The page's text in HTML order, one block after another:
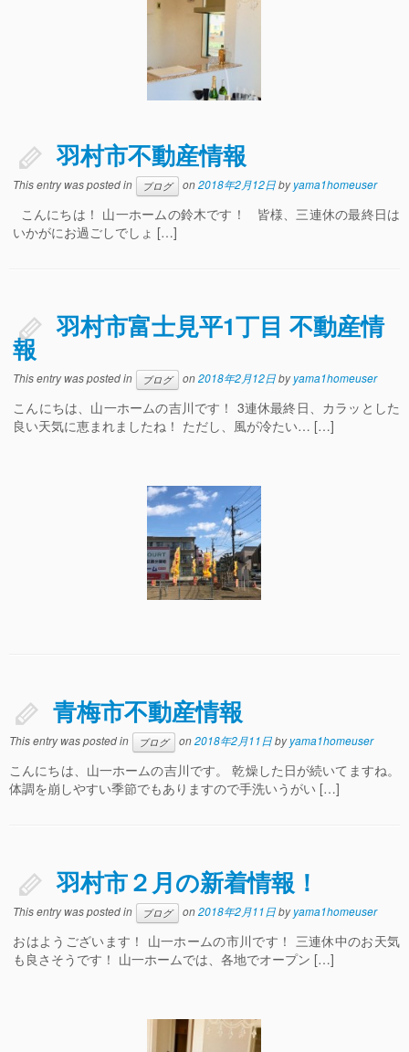
羽村市不動産情報
This entry was posted in ブログ on2018年2月12日byyama1homeuser
こんにちは！ 山一ホームの鈴木です！ 皆様、三連休の最終日は
いかがにお過ごしでしょ […]
羽村市富士見平1丁目 不動産情
報
This entry was posted in ブログ on2018年2月12日byyama1homeuser
こんにちは、山一ホームの吉川です！ 3連休最終日、カラッとした
良い天気に恵まれましたね！ ただし、風が冷たい… […]
青梅市不動産情報
This entry was posted in ブログ on2018年2月11日byyama1homeuser
こんにちは、山一ホームの吉川です。 乾燥した日が続いてますね。
体調を崩しやすい季節でもありますので手洗いうがい […]
羽村市２月の新着情報！
This entry was posted in ブログ on2018年2月11日byyama1homeuser
おはようございます！ 山一ホームの市川です！ 三連休中のお天気
も良さそうです！ 山一ホームでは、各地でオープン […]